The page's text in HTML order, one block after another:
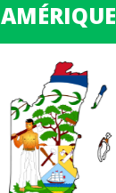
AMÉRIQUE